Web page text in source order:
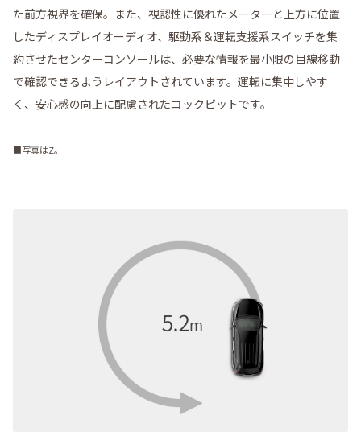
た前方視界を確保。また、視認性に優れたメーターと上方に位置
したディスプレイオーディオ、駆動系＆運転支援系スイッチを集
約させたセンターコンソールは、必要な情報を最小限の目線移動
で確認できるようレイアウトされています。運転に集中しやす
く、安心感の向上に配慮されたコックピットです。
■写真はZ。